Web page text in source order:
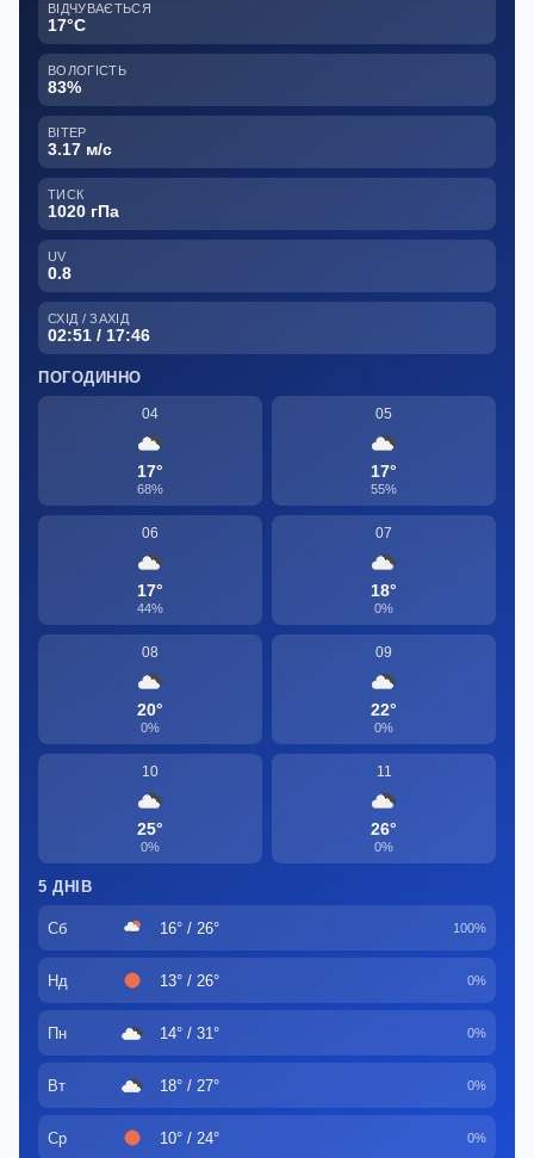
ВІДЧУВАЄТЬСЯ
17°C
ВОЛОГІСТЬ
83%
ВІТЕР
3.17 м/с
ТИСК
1020 гПа
UV
0.8
СХІД / ЗАХІД
02:51 / 17:46
ПОГОДИННО
04
17°
68%
05
17°
55%
06
17°
44%
07
18°
0%
08
20°
0%
09
22°
0%
10
25°
0%
11
26°
0%
5 ДНІВ
Сб 16° / 26° 100%
Нд 13° / 26° 0%
Пн 14° / 31° 0%
Вт 18° / 27° 0%
Ср 10° / 24° 0%